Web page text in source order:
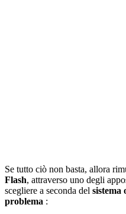
Se tutto ciò non basta, allora
Flash, attraverso uno degli
scegliere a seconda del sistema
problema :